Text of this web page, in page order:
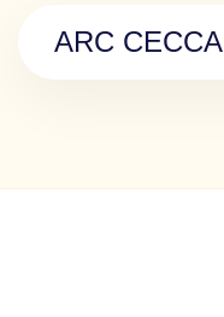
ARC CECCA